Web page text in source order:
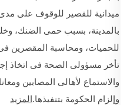
ميدانية للقصير للوقوف على
بالمدينة، بسبب حمى الضنك،
للحميات، ومحاسبة المقصرين
تأخر مسؤولى الصحة فى اتخاذ
والاستماع لأهالى المصابين
وإلزام الحكومة بتنفيذها.المزيد